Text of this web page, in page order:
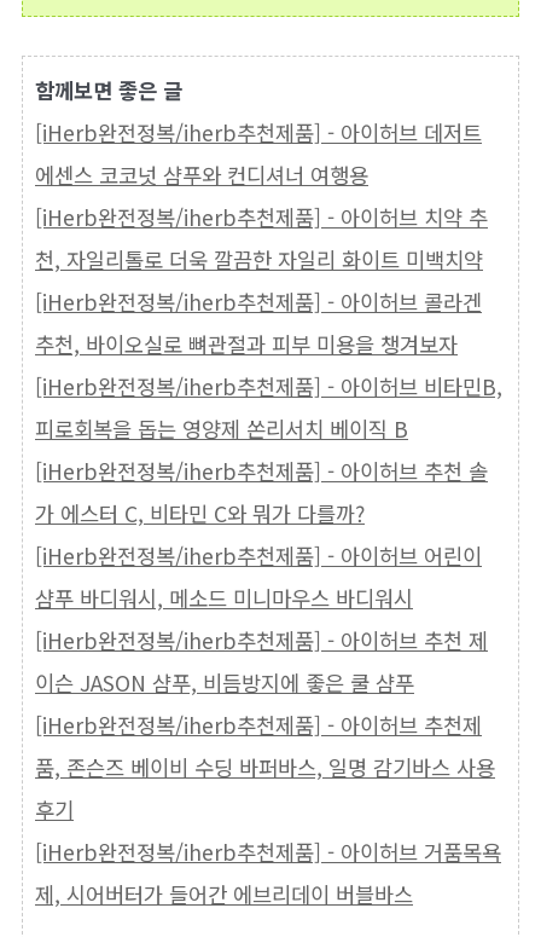
함께보면 좋은 글
[iHerb완전정복/iherb추천제품] - 아이허브 데저트
에센스 코코넛 샴푸와 컨디셔너 여행용
[iHerb완전정복/iherb추천제품] - 아이허브 치약 추
천, 자일리톨로 더욱 깔끔한 자일리 화이트 미백치약
[iHerb완전정복/iherb추천제품] - 아이허브 콜라겐
추천, 바이오실로 뼈관절과 피부 미용을 챙겨보자
[iHerb완전정복/iherb추천제품] - 아이허브 비타민B,
피로회복을 돕는 영양제 쏜리서치 베이직 B
[iHerb완전정복/iherb추천제품] - 아이허브 추천 솔
가 에스터 C, 비타민 C와 뭐가 다를까?
[iHerb완전정복/iherb추천제품] - 아이허브 어린이
샴푸 바디워시, 메소드 미니마우스 바디워시
[iHerb완전정복/iherb추천제품] - 아이허브 추천 제
이슨 JASON 샴푸, 비듬방지에 좋은 쿨 샴푸
[iHerb완전정복/iherb추천제품] - 아이허브 추천제
품, 존슨즈 베이비 수딩 바퍼바스, 일명 감기바스 사용
후기
[iHerb완전정복/iherb추천제품] - 아이허브 거품목욕
제, 시어버터가 들어간 에브리데이 버블바스